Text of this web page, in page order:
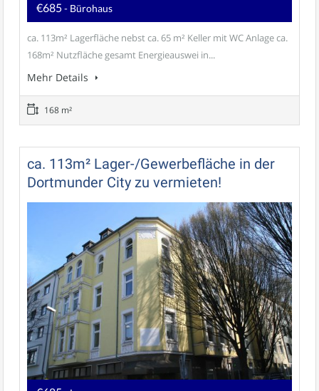
€685- Bürohaus
ca. 113m² Lagerfläche nebst ca. 65 m² Keller mit WC Anlage ca.
168m² Nutzfläche gesamt Energieauswei in...
Mehr Details
168 m²
ca. 113m² Lager-/Gewerbefläche in der
Dortmunder City zu vermieten!